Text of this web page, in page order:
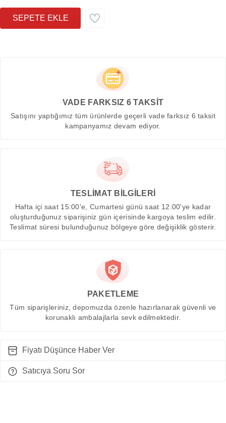
VADE FARKSIZ 6 TAKSİT
Satışını yaptığımız tüm ürünlerde geçerli vade farksız 6 taksit
kampanyamız devam ediyor.
TESLİMAT BİLGİLERİ
Hafta içi saat 15:00'e, Cumartesi günü saat 12:00'ye kadar
oluşturduğunuz siparişiniz gün içerisinde kargoya teslim edilir.
Teslimat süresi bulunduğunuz bölgeye göre değişiklik gösterir.
PAKETLEME
Tüm siparişleriniz, depomuzda özenle hazırlanarak güvenli ve
korunaklı ambalajlarla sevk edilmektedir.
Fiyatı Düşünce Haber Ver
Satıcıya Soru Sor